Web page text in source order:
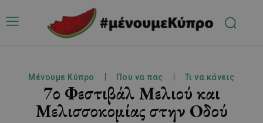
Μένουμε Κύπρο Που να πας Τι να κάνεις
7ο Φεστιβάλ Μελιού και
Μελισσοκομίας στην Οδού